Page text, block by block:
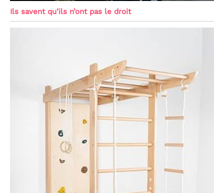
Ils savent qu’ils n’ont pas le droit